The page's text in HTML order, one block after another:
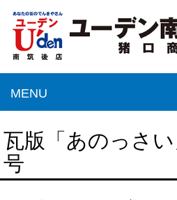
MENU
瓦版「あのっさ
号